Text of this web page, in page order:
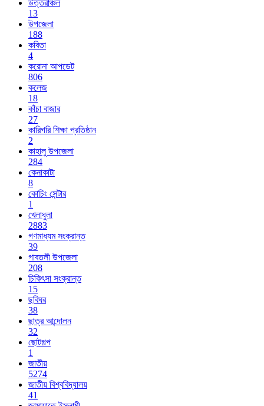
উত্তরাঞ্চল
13
উপজেলা
188
কবিতা
4
করোনা আপডেট
806
কলেজ
18
কাঁচা বাজার
27
কারিগরি শিক্ষা প্রতিষ্ঠান
2
কাহালু উপজেলা
284
কেনাকাটা
8
কোচিং সেন্টার
1
খেলাধুলা
2883
গণমাধ্যম সংক্রান্ত
39
গাবতলী উপজেলা
208
চিকিৎসা সংক্রান্ত
15
ছবিঘর
38
ছাত্র আন্দোলন
32
ছোটগল্প
1
জাতীয়
5274
জাতীয় বিশ্ববিদ্যালয়
41